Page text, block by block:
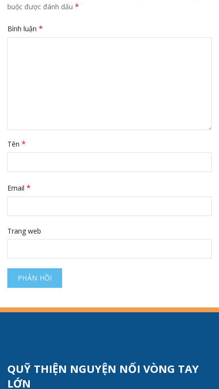
buộc được đánh dấu *
Bình luận *
Tên *
Email *
Trang web
QUỸ THIỆN NGUYỆN NỐI VÒNG TAY
LỚN